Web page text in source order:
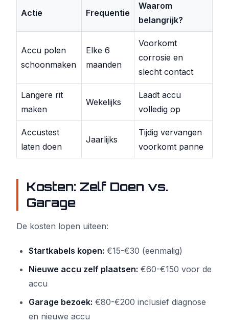
Actie Frequentie
Waarom
belangrijk?
Accu polen
schoonmaken
Elke 6
maanden
Voorkomt
corrosie en
slecht contact
Langere rit
maken
Wekelijks
Laadt accu
volledig op
Accustest
laten doen
Jaarlijks
Tijdig vervangen
voorkomt panne
Kosten: Zelf Doen vs.
Garage
De kosten lopen uiteen:
Startkabels kopen: €15-€30 (eenmalig)
Nieuwe accu zelf plaatsen: €60-€150 voor de
accu
Garage bezoek: €80-€200 inclusief diagnose
en nieuwe accu